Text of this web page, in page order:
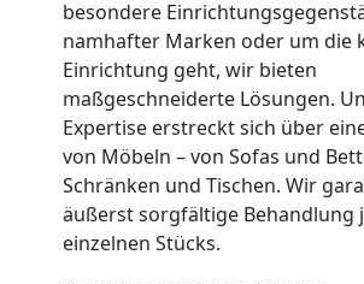
besondere
namhafter Marken oder um die
Einrichtung geht, wir bieten
maßgeschneiderte Lösungen.
Expertise erstreckt sich über
von Möbeln – von Sofas und
Schränken und Tischen. Wir
äußerst sorgfältige Behandlung
einzelnen Stücks.
Möbelmontage
Wolfsberg
Möbeltransport
Wolfsberg